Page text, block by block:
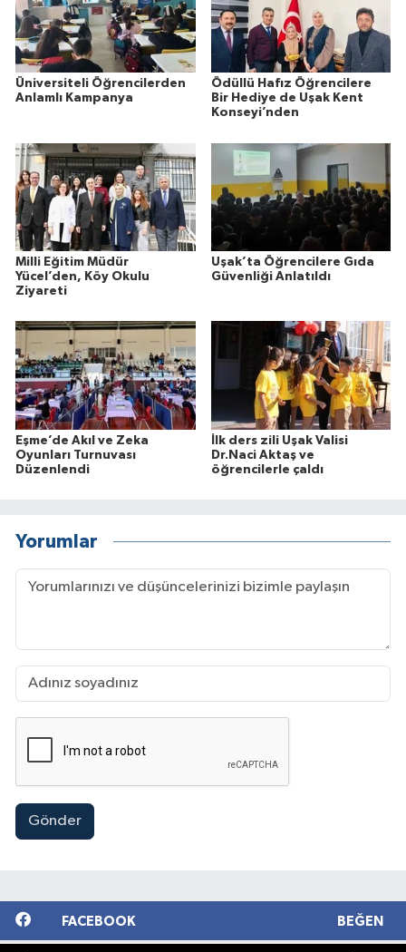
Üniversiteli Öğrencilerden
Anlamlı Kampanya
Ödüllü Hafız Öğrencilere
Bir Hediye de Uşak Kent
Konseyi’nden
Milli Eğitim Müdür
Yücel’den, Köy Okulu
Ziyareti
Uşak’ta Öğrencilere Gıda
Güvenliği Anlatıldı
Eşme’de Akıl ve Zeka
Oyunları Turnuvası
Düzenlendi
İlk ders zili Uşak Valisi
Dr.Naci Aktaş ve
öğrencilerle çaldı
Yorumlar
Gönder
FACEBOOK BEĞEN